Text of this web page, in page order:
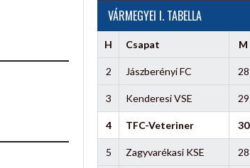
VÁRMEGYEI I. TABELLA
H Csapat M
2 Jászberényi FC 28
3 Kenderesi VSE 29
4 TFC-Veteriner 30
5 Zagyvarékasi KSE 28